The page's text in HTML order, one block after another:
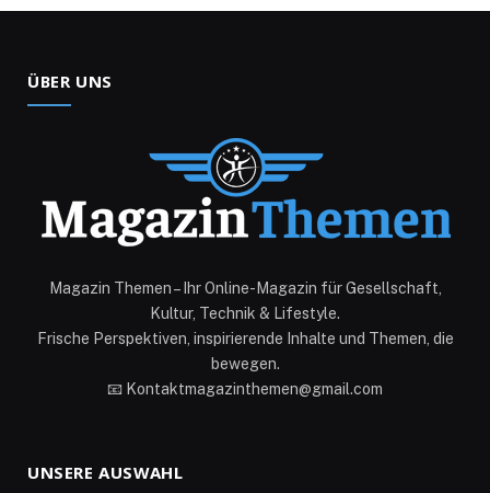
ÜBER UNS
Magazin Themen – Ihr Online-Magazin für Gesellschaft,
Kultur, Technik & Lifestyle.
Frische Perspektiven, inspirierende Inhalte und Themen, die
bewegen.
📧 Kontaktmagazinthemen@gmail.com
UNSERE AUSWAHL